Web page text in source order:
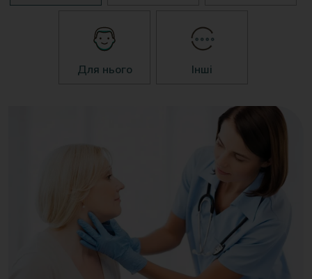
Для нього Інші